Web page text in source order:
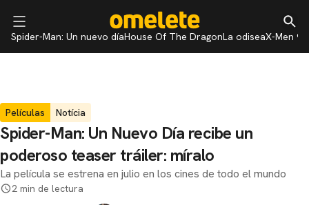
Spider-Man: Un nuevo díaHouse Of The DragonLa odiseaX-Men 97
Películas Notícia
Spider-Man: Un Nuevo Día recibe un
poderoso teaser tráiler: míralo
La película se estrena en julio en los cines de todo el mundo
2 min de lectura